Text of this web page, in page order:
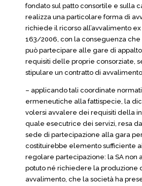
fondato sul patto consortile e sulla
realizza una particolare forma di
richiede il ricorso all’avvalimento ex
163/2006, con la conseguenza che
può partecipare alle gare di
requisiti delle proprie consorziate,
stipulare un contratto di
– applicando tali coordinate
ermeneutiche alla fattispecie, la
volersi avvalere dei requisiti della
quale esecutrice dei servizi, resa
sede di partecipazione alla gara
costituirebbe elemento sufficiente
regolare partecipazione: la SA non
potuto né richiedere la produzione
avvalimento, che la società ha